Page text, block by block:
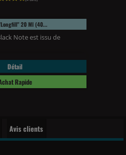
"longfill" 20 Ml (40...
Note est issu de
Détail
Rapide
Avis clients